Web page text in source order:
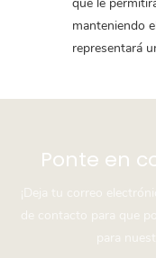
manteniendo
representará
Ponte en
¡Deja tu correo
de contacto para que
para